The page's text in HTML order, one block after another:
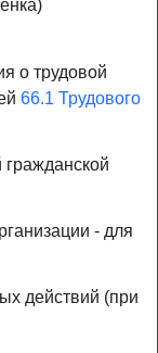
о трудовой
66.1 Трудового
- для
действий (при